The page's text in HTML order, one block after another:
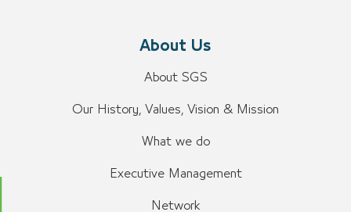
About Us
About SGS
Our History, Values, Vision & Mission
What we do
Executive Management
Network